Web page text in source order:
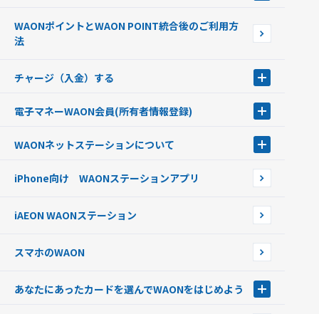
ポイントの有効期限について
WAONポイントとWAON POINT統合後のご利用方
法
チャージ（入金）する
現金でチャージする
銀行口座・ATMからチャージする
オートチャージ
ポイントからチャージする
チャージ上限金額の変更について
電子マネーWAON会員(所有者情報登録)
WAON POINTサービス会員登録に伴う個人データの共同利用のお知
WAONネットステーションについて
WAONネットステーションWAON端末について
iPhone向け WAONステーションアプリ
iAEON WAONステーション
スマホのWAON
あなたにあったカードを選んでWAONをはじめよう